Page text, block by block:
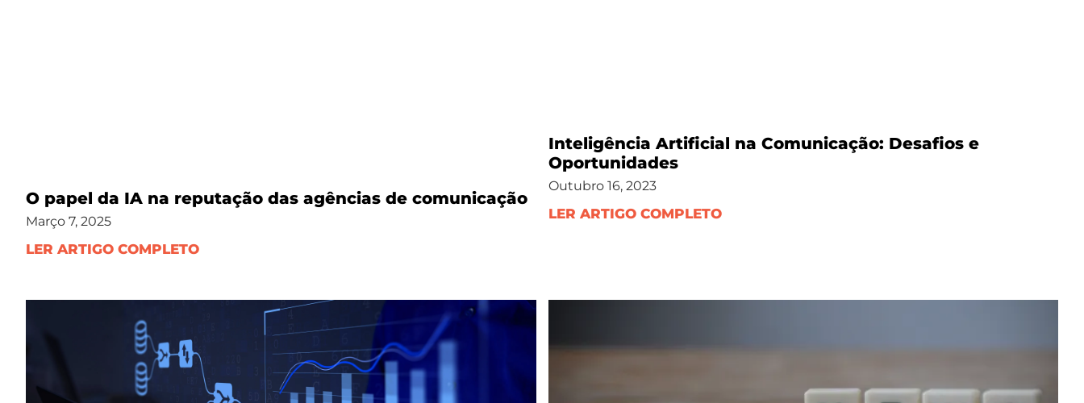
O papel da IA na reputação das agências de comunicação
Março 7, 2025
LER ARTIGO COMPLETO
Inteligência Artificial na Comunicação: Desafios e
Oportunidades
Outubro 16, 2023
LER ARTIGO COMPLETO